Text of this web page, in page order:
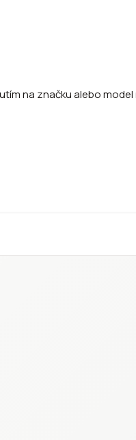
na značku alebo